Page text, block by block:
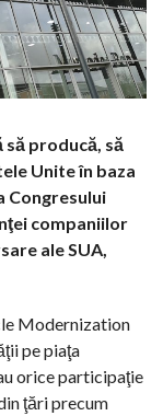
producă, să
Unite în baza
Congresului
companiilor
ale SUA,
Modernization
pe piaţa
orice participaţie
ţări precum